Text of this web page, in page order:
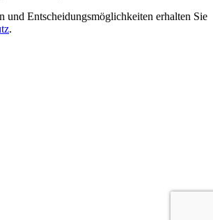
und Entscheidungsmöglichkeiten erhalten Sie
.